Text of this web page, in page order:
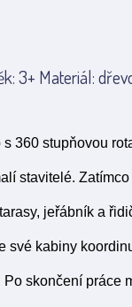
3+ Materiál:
360 stupňovou
stavitelé.
jeřábník a
své kabiny
skončení práce